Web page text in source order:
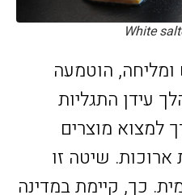
White
הוטמעה
עידן התגליות
הצורך למצוא מוצרים
ארוכות. שיטה זו
כך, קיימת במדינה